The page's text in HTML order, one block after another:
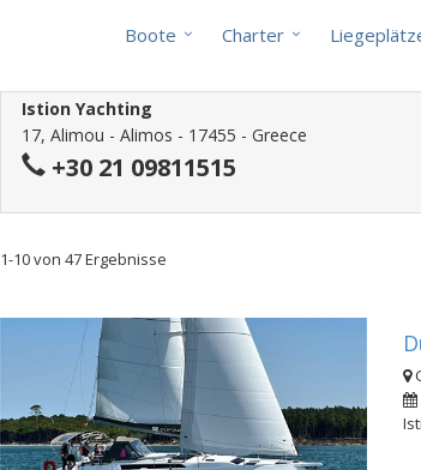
Boote Charter
Istion Yachting
17, Alimou - Alimos - 17455 - Greece
+30 21 09811515
1-10 von 47 Ergebnisse